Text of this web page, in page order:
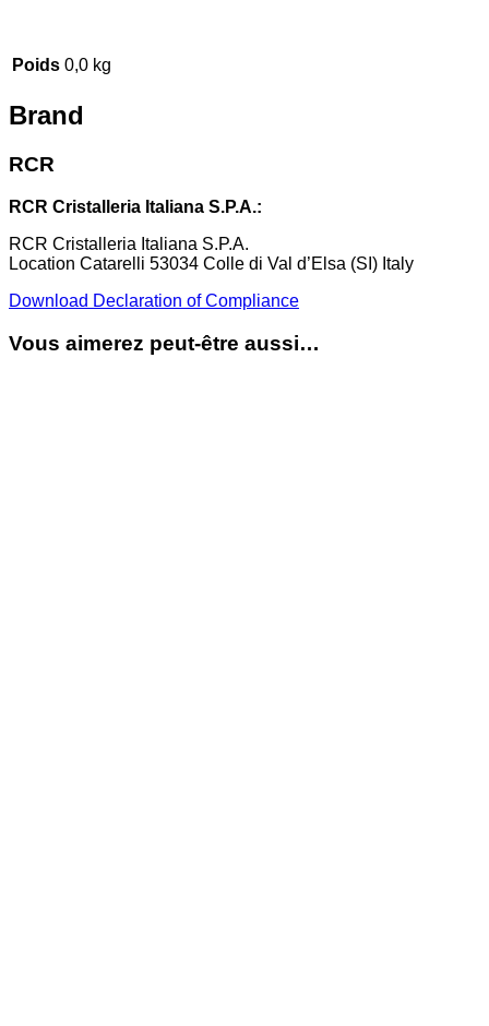
Poids 0,0 kg
Brand
RCR
RCR Cristalleria Italiana S.P.A.:
RCR Cristalleria Italiana S.P.A.
Location Catarelli 53034 Colle di Val d’Elsa (SI) Italy
Download Declaration of Compliance
Vous aimerez peut-être aussi…